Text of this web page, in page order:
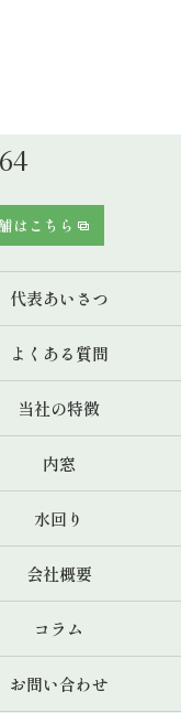
はこちら
代表あいさつ
よくある質問
当社の特徴
内窓
水回り
会社概要
コラム
お問い合わせ